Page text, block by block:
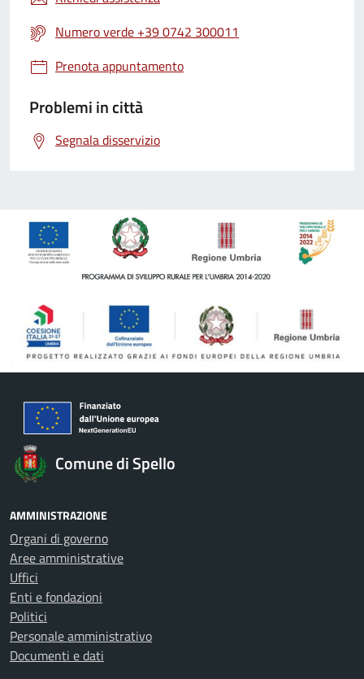
Numero verde +39 0742 300011
Prenota appuntamento
Problemi in città
Segnala disservizio
Comune di Spello
AMMINISTRAZIONE
Organi di governo
Aree amministrative
Uffici
Enti e fondazioni
Politici
Personale amministrativo
Documenti e dati